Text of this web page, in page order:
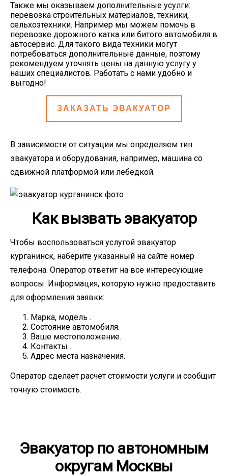
Также мы оказываем дополнительные усулги:
перевозка строительных материалов, техники,
сельхозтехники. Например мы можем помочь в
перевозке дорожного катка или битого автомобиля в
автосервис. Для такого вида техники могут
потребоваться дополнительные данные, поэтому
рекомендуем уточнять цены на данную услугу у
наших специалистов. Работать с нами удобно и
выгодно!
ЗАКАЗАТЬ ЭВАКУАТОР
В зависимости от ситуации мы определяем тип
эвакуатора и оборудования, например, машина со
сдвижной платформой или лебедкой.
Как вызвать эвакуатор
Чтобы воспользоваться услугой эвакуатор
курганинск, наберите указанный на сайте номер
телефона. Оператор ответит на все интересующие
вопросы. Информация, которую нужно предоставить
для оформления заявки:
Марка, модель .
Состояние автомобиля.
Ваше местоположение.
Контакты .
Адрес места назначения.
Оператор сделает расчет стоимости услуги и сообщит
точную стоимость.
.
Эвакуатор по автономным
округам Москвы